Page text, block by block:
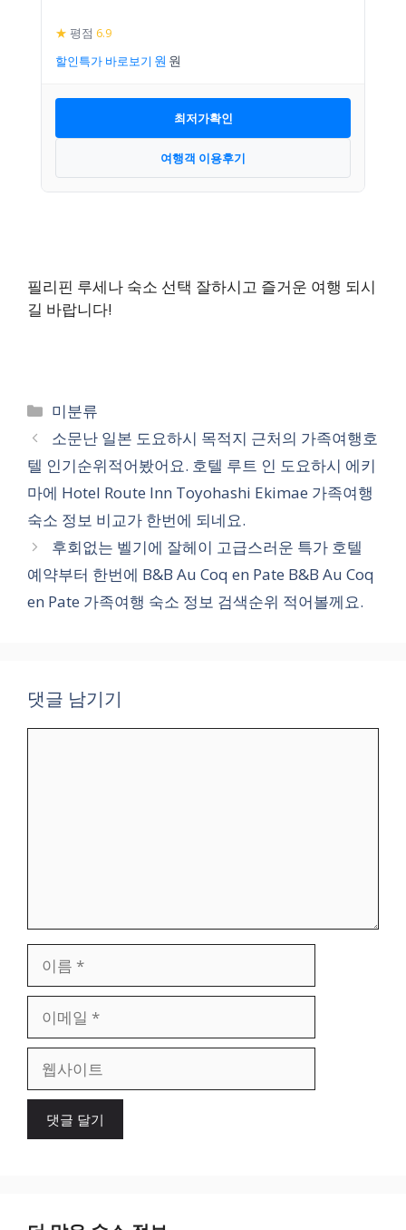
★ 평점 6.9
할인특가 바로보기
최저가확인
여행객 이용후기
필리핀 루세나 숙소 선택 잘하시고 즐거운 여행 되시
길 바랍니다!
카
테
리
미분류
소문난 일본 도요하시 목적지 근처의 가족여행호
텔 인기순위적어봤어요. 호텔 루트 인 도요하시 에키
마에 Hotel Route Inn Toyohashi Ekimae 가족여행
숙소 정보 비교가 한번에 되네요.
후회없는 벨기에 잘헤이 고급스러운 특가 호텔
예약부터 한번에 B&B Au Coq en Pate B&B Au Coq
en Pate 가족여행 숙소 정보 검색순위 적어볼께요.
댓글 남기기
일
이